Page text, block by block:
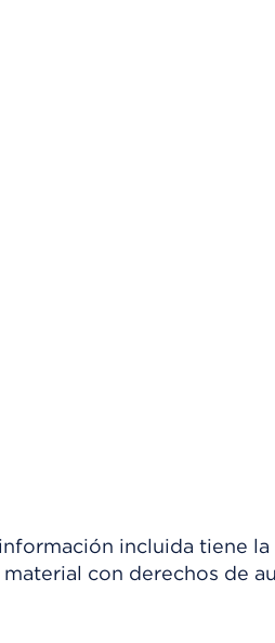
incluida tiene
con derechos de